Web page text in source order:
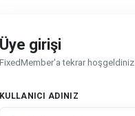
Üye girişi
FixedMember'a tekrar hoşgeldiniz
KULLANICI ADINIZ